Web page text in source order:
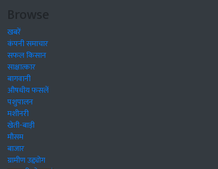
Browse
खबरें
कंपनी समाचार
सफल किसान
साक्षात्कार
बागवानी
औषधीय फसलें
पशुपालन
मशीनरी
खेती-बाड़ी
मौसम
बाजार
ग्रामीण उद्द्योग